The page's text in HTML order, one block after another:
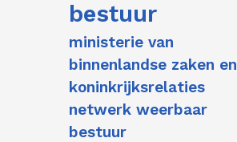
bestuur
ministerie van
binnenlandse zaken en
koninkrijksrelaties
netwerk weerbaar
bestuur